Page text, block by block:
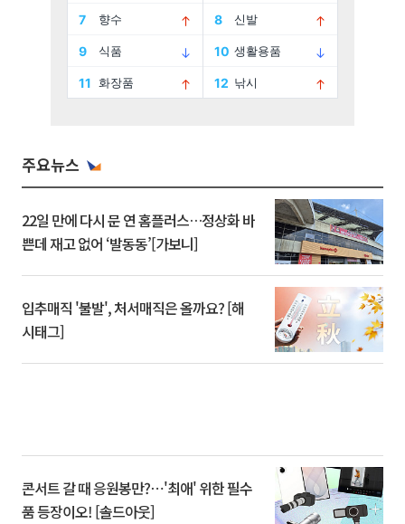
주요뉴스
22일 만에 다시 문 연 홈플러스…정상화 바
쁜데 재고 없어 ‘발동동’[가보니]
입추매직 '불발', 처서매직은 올까요? [해
시태그]
콘서트 갈 때 응원봉만?⋯'최애' 위한 필수
품 등장이오! [솔드아웃]